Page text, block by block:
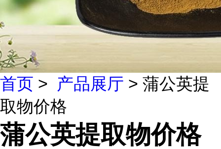
首页 > 产品展厅 > 蒲公英提
取物价格
蒲公英提取物价格